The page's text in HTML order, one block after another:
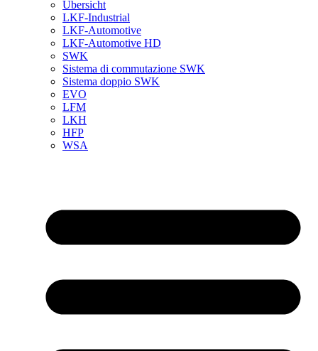
Übersicht
LKF-Industrial
LKF-Automotive
LKF-Automotive HD
SWK
Sistema di commutazione SWK
Sistema doppio SWK
EVO
LFM
LKH
HFP
WSA